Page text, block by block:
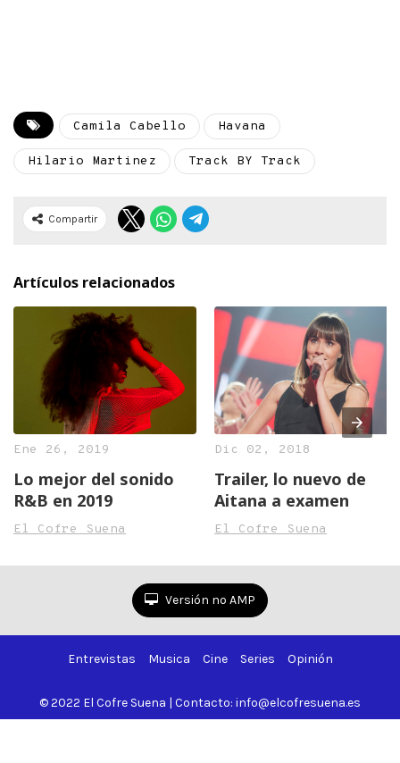
Camila Cabello Havana
Hilario Martinez Track BY Track
Compartir
Artículos relacionados
Ene 26, 2019
Lo mejor del sonido
R&B en 2019
El Cofre Suena
Dic 02, 2018
Trailer, lo nuevo de
Aitana a examen
El Cofre Suena
Versión no AMP
Entrevistas Musica Cine Series Opinión
© 2022 El Cofre Suena | Contacto: info@elcofresuena.es